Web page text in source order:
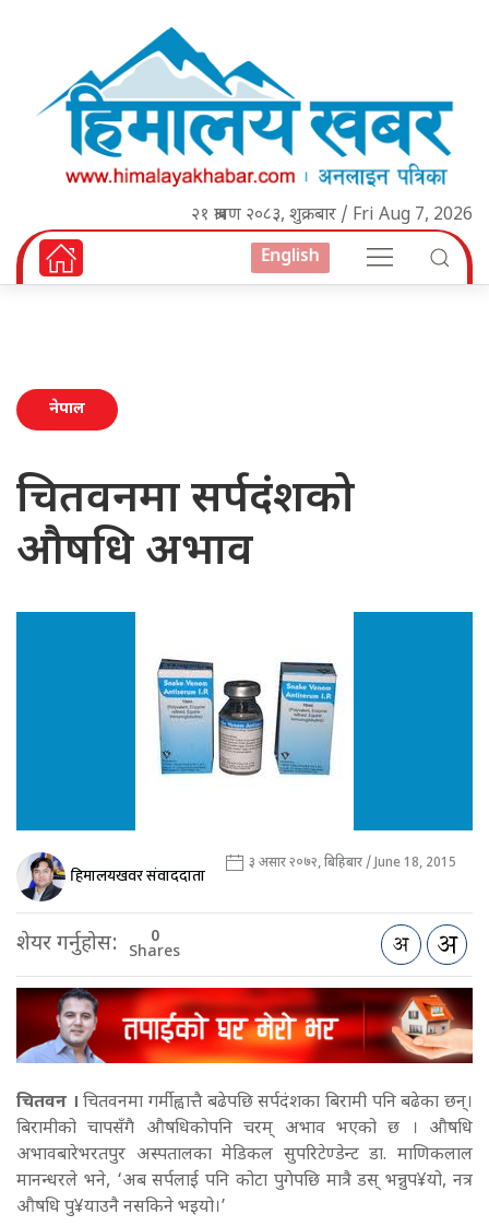
२१ श्रावण २०८३, शुक्रबार / Fri Aug 7, 2026
English
नेपाल
चितवनमा सर्पदंशको
औषधि अभाव
हिमालयखवर संवाददाता ३ असार २०७२, बिहिबार / June 18, 2015
शेयर गर्नुहोस: 0
Shares
चितवन । चितवनमा गर्मीह्वात्तै बढेपछि सर्पदंशका बिरामी पनि बढेका छन्।
बिरामीको चापसँगै औषधिकोपनि चरम् अभाव भएको छ । औषधि
अभावबारेभरतपुर अस्पतालका मेडिकल सुपरिटेण्डेन्ट डा. माणिकलाल
मानन्धरले भने, ‘अब सर्पलाई पनि कोटा पुगेपछि मात्रै डस् भन्नुप¥यो, नत्र
औषधि पु¥याउनै नसकिने भइयो।’